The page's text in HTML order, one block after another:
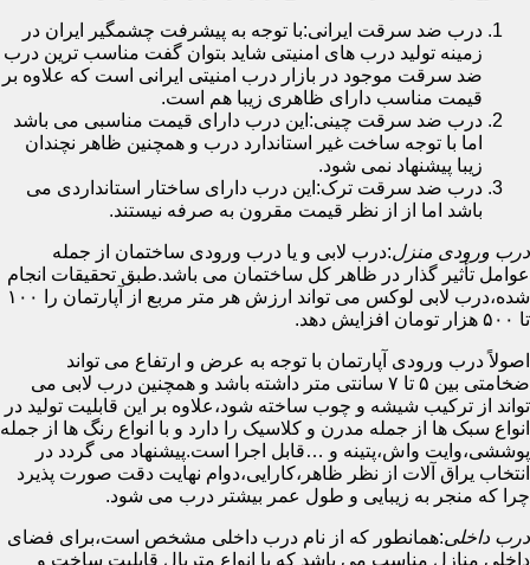
درب ضد سرقت ایرانی:با توجه به پیشرفت چشمگیر ایران در
زمینه تولید درب های امنیتی شاید بتوان گفت مناسب ترین درب
ضد سرقت موجود در بازار درب امنیتی ایرانی است که علاوه بر
قیمت مناسب دارای ظاهری زیبا هم است.
درب ضد سرقت چینی:این درب دارای قیمت مناسبی می باشد
اما با توجه ساخت غیر استاندارد درب و همچنین ظاهر نچندان
زیبا پیشنهاد نمی شود.
درب ضد سرقت ترک:این درب دارای ساختار استانداردی می
باشد اما از از نظر قیمت مقرون به صرفه نیستند.
درب ورودی منزل:درب لابی و یا درب ورودی ساختمان از جمله
عوامل تأثیر گذار در ظاهر کل ساختمان می باشد.طبق تحقیقات انجام
شده،درب لابی لوکس می تواند ارزش هر متر مربع از آپارتمان را ۱۰۰
تا ۵۰۰ هزار تومان افزایش دهد.
اصولاً درب ورودی آپارتمان با توجه به عرض و ارتفاع می تواند
ضخامتی بین ۵ تا ۷ سانتی متر داشته باشد و همچنین درب لابی می
تواند از ترکیب شیشه و چوب ساخته شود،علاوه بر این قابلیت تولید در
انواع سبک ها از جمله مدرن و کلاسیک را دارد و با انواع رنگ ها از جمله
پوششی،وایت واش،پتینه و …قابل اجرا است.پیشنهاد می گردد در
انتخاب یراق آلات از نظر ظاهر،کارایی،دوام نهایت دقت صورت پذیرد
چرا که منجر به زیبایی و طول عمر بیشتر درب می شود.
درب داخلی:همانطور که از نام درب داخلی مشخص است،برای فضای
داخلی منازل مناسب می باشد که با انواع متریال قابلیت ساخت و